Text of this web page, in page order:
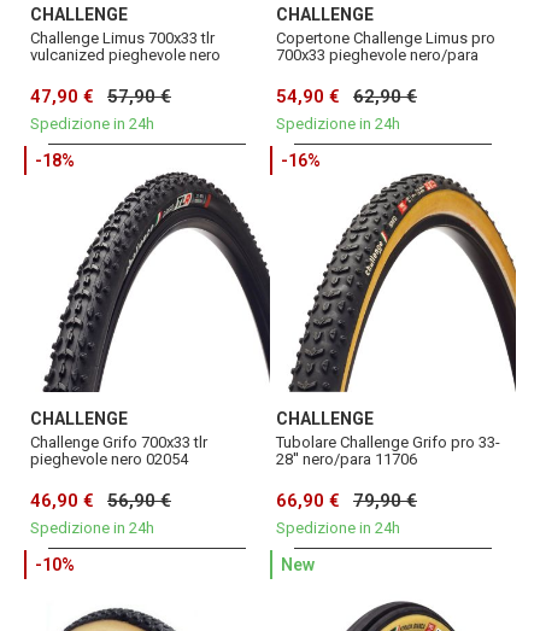
CHALLENGE
Challenge Limus 700x33 tlr
vulcanized pieghevole nero
47,90 € 57,90 €
Spedizione in 24h
CHALLENGE
Copertone Challenge Limus pro
700x33 pieghevole nero/para
54,90 € 62,90 €
Spedizione in 24h
-18%
CHALLENGE
Challenge Grifo 700x33 tlr
pieghevole nero 02054
46,90 € 56,90 €
Spedizione in 24h
-16%
CHALLENGE
Tubolare Challenge Grifo pro 33-
28'' nero/para 11706
66,90 € 79,90 €
Spedizione in 24h
-10% New